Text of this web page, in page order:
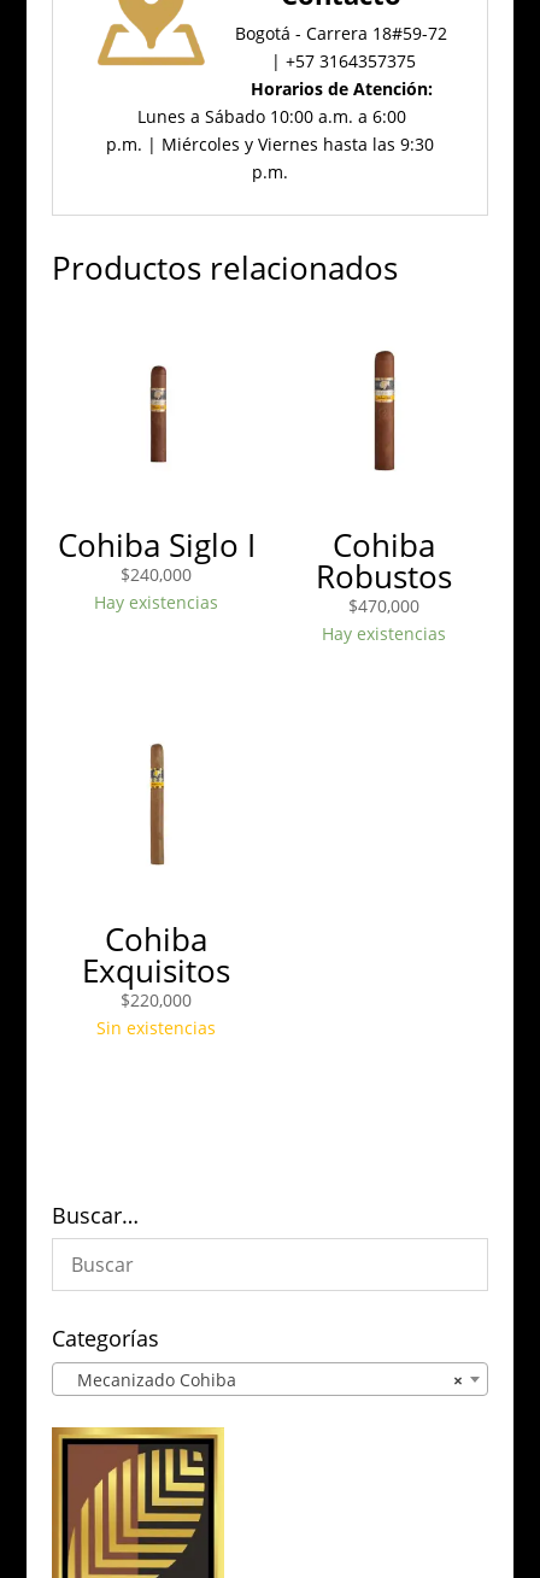
Bogotá - Carrera 18#59-72
| +57 3164357375
Horarios de Atención:
Lunes a Sábado 10:00 a.m. a 6:00
p.m. | Miércoles y Viernes hasta las 9:30
p.m.
Productos relacionados
Cohiba Siglo I
$240,000
Hay existencias
Cohiba
Robustos
$470,000
Hay existencias
Cohiba
Exquisitos
$220,000
Sin existencias
Buscar…
Categorías
×
Mecanizado Cohiba